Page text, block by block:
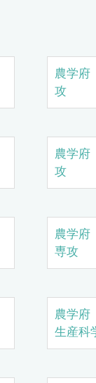
農学
攻
農学
攻
農学
専攻
農学
生産科